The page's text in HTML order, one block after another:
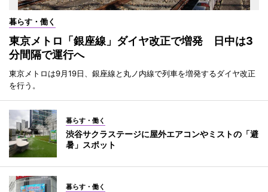
暮らす・働く
東京メトロ「銀座線」ダイヤ改正で増発 日中は3
分間隔で運行へ
東京メトロは9月19日、銀座線と丸ノ内線で列車を増発するダイヤ改正
を行う。
暮らす・働く
渋谷サクラステージに屋外エアコンやミストの「避
暑」スポット
暮らす・働く